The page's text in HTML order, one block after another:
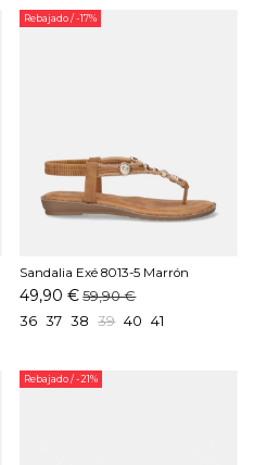
Rebajado/ -17%
Sandalia Exé 8013-5 Marrón
49,90 € 59,90 €
36 37 38 39 40 41
Rebajado/ -21%